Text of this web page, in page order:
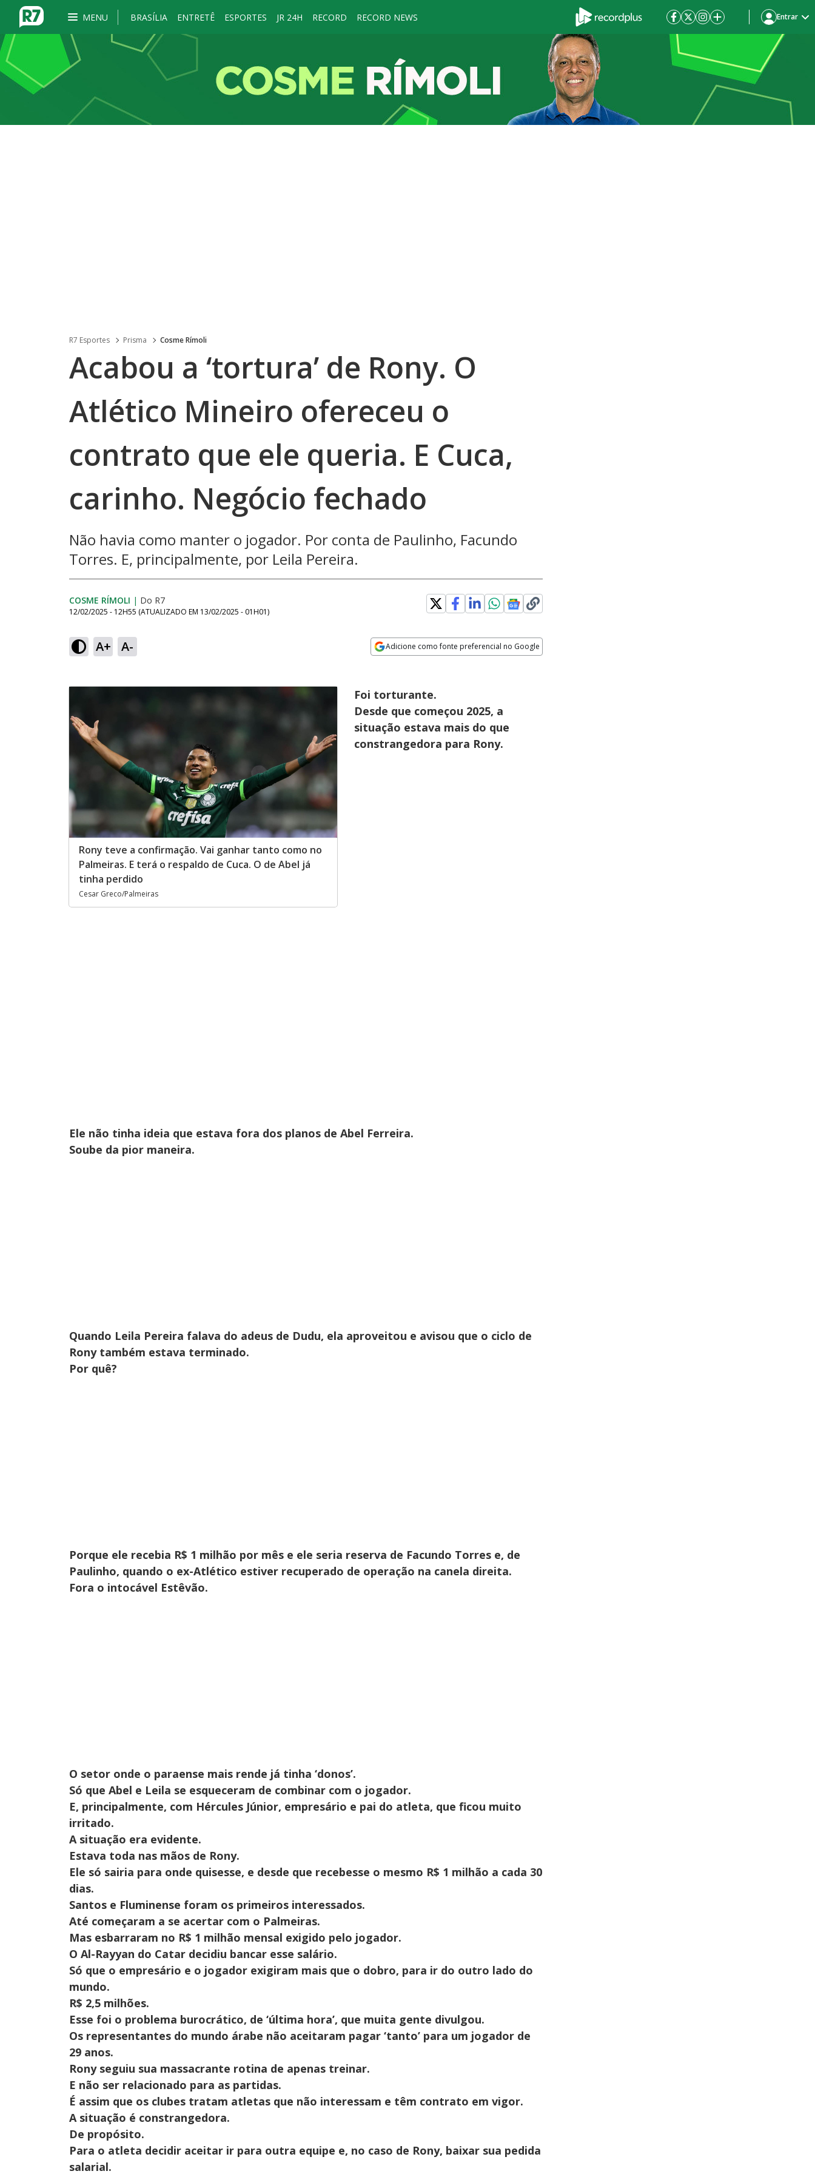
MENU BRASÍLIA ENTRETÊ ESPORTES JR 24H RECORD RECORD NEWS Entrar
R7 Esportes Prisma Cosme Rímoli
Acabou a ‘tortura’ de Rony. O
Atlético Mineiro ofereceu o
contrato que ele queria. E Cuca,
carinho. Negócio fechado
Não havia como manter o jogador. Por conta de Paulinho, Facundo
Torres. E, principalmente, por Leila Pereira.
COSME RÍMOLI | Do R7
12/02/2025 - 12H55 (ATUALIZADO EM 13/02/2025 - 01H01)
A+ A- Adicione como fonte preferencial no Google
Rony teve a confirmação. Vai ganhar tanto como no
Palmeiras. E terá o respaldo de Cuca. O de Abel já
tinha perdido
Cesar Greco/Palmeiras
Foi torturante.
Desde que começou 2025, a
situação estava mais do que
constrangedora para Rony.
Ele não tinha ideia que estava fora dos planos de Abel Ferreira.
Soube da pior maneira.
Quando Leila Pereira falava do adeus de Dudu, ela aproveitou e avisou que o ciclo de
Rony também estava terminado.
Por quê?
Porque ele recebia R$ 1 milhão por mês e ele seria reserva de Facundo Torres e, de
Paulinho, quando o ex-Atlético estiver recuperado de operação na canela direita.
Fora o intocável Estêvão.
O setor onde o paraense mais rende já tinha ‘donos’.
Só que Abel e Leila se esqueceram de combinar com o jogador.
E, principalmente, com Hércules Júnior, empresário e pai do atleta, que ficou muito
irritado.
A situação era evidente.
Estava toda nas mãos de Rony.
Ele só sairia para onde quisesse, e desde que recebesse o mesmo R$ 1 milhão a cada 30
dias.
Santos e Fluminense foram os primeiros interessados.
Até começaram a se acertar com o Palmeiras.
Mas esbarraram no R$ 1 milhão mensal exigido pelo jogador.
O Al-Rayyan do Catar decidiu bancar esse salário.
Só que o empresário e o jogador exigiram mais que o dobro, para ir do outro lado do
mundo.
R$ 2,5 milhões.
Esse foi o problema burocrático, de ‘última hora’, que muita gente divulgou.
Os representantes do mundo árabe não aceitaram pagar ‘tanto’ para um jogador de
29 anos.
Rony seguiu sua massacrante rotina de apenas treinar.
E não ser relacionado para as partidas.
É assim que os clubes tratam atletas que não interessam e têm contrato em vigor.
A situação é constrangedora.
De propósito.
Para o atleta decidir aceitar ir para outra equipe e, no caso de Rony, baixar sua pedida
salarial.